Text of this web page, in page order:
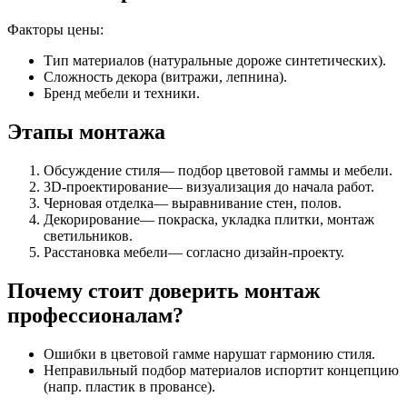
Факторы цены:
Тип материалов (натуральные дороже синтетических).
Сложность декора (витражи, лепнина).
Бренд мебели и техники.
Этапы монтажа
Обсуждение стиля— подбор цветовой гаммы и мебели.
3D-проектирование— визуализация до начала работ.
Черновая отделка— выравнивание стен, полов.
Декорирование— покраска, укладка плитки, монтаж
светильников.
Расстановка мебели— согласно дизайн-проекту.
Почему стоит доверить монтаж
профессионалам?
Ошибки в цветовой гамме нарушат гармонию стиля.
Неправильный подбор материалов испортит концепцию
(напр. пластик в провансе).